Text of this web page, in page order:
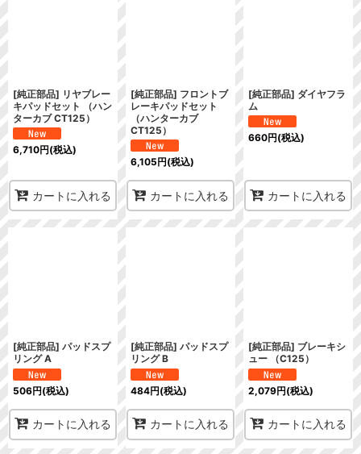
[純正部品] リヤブレー
キパッドセット （ハン
ターカブ CT125）
6,710円(税込)
カートに入れる
[純正部品] フロントブ
レーキパッドセット
（ハンターカブ
CT125）
6,105円(税込)
カートに入れる
[純正部品] ダイヤフラ
ム
660円(税込)
カートに入れる
[純正部品] パッドスプ
リング A
506円(税込)
カートに入れる
[純正部品] パッドスプ
リング B
484円(税込)
カートに入れる
[純正部品] ブレーキシ
ュー （C125）
2,079円(税込)
カートに入れる